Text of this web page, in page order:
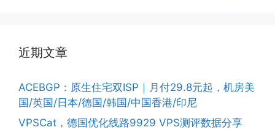
近期文章
ACEBGP：原生住宅双ISP｜月付29.8元起，机房美
国/英国/日本/德国/韩国/中国香港/印尼
VPSCat，德国优化线路9929 VPS测评数据分享